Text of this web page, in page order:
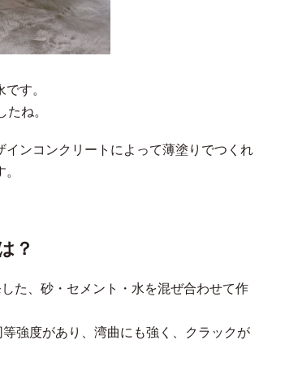
す。
ね。
ンコンクリートによって薄塗りでつくれ
？
た、砂・セメント・水を混ぜ合わせて作
強度があり、湾曲にも強く、クラックが